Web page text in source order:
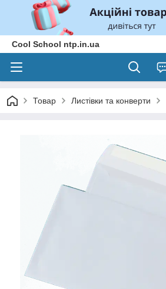
Cool School ntp.in.ua
Товар Листівки та конверти